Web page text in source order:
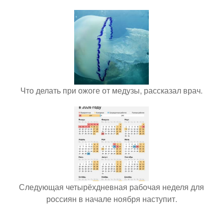
Что делать при ожоге от медузы, рассказал врач.
Следующая четырёхдневная рабочая неделя для
россиян в начале ноября наступит.